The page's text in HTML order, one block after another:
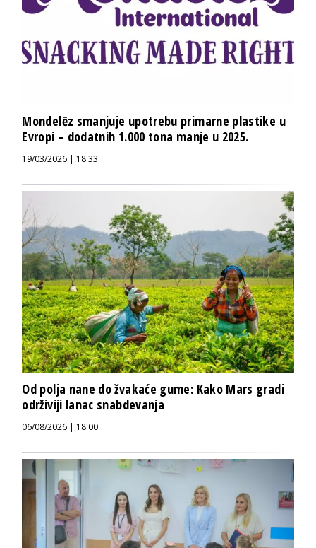
Mondelēz smanjuje upotrebu primarne plastike u
Evropi – dodatnih 1.000 tona manje u 2025.
19/03/2026 | 18:33
Od polja nane do žvakaće gume: Kako Mars gradi
održiviji lanac snabdevanja
06/08/2026 | 18:00